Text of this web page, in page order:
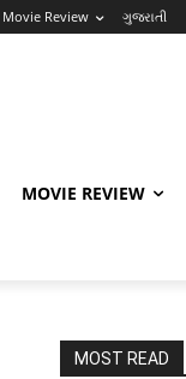
Movie Review ગુજરાતી
MOVIE REVIEW
MOST READ